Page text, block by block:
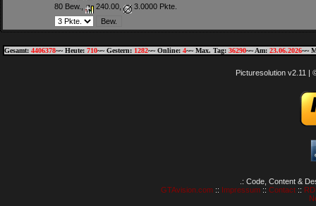
80 Bew.,
240.00, 3.0000 Pkte.
Gesamt: 4406378~~ Heute: 710~~ Gestern: 1282~~ Online: 4~~ Max. Tag: 36290~~ Am: 23.06.2026~~
Picturesolution v2.11 |
.: Code, Content &
GTAvision.com:: Impressum:: Contact::